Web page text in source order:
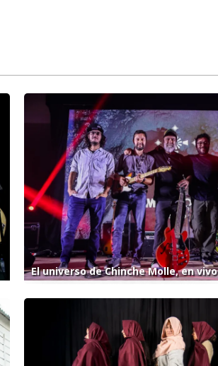
El universo de Chinche Molle, en vivo